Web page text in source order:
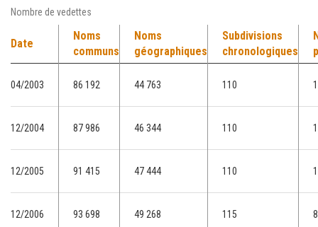
Nombre de vedettes
Date
Noms
communs
Noms
géographiques
Subdivisions
chronologiques
04/2003 86 192 44 763 110
12/2004 87 986 46 344 110
12/2005 91 415 47 444 110
12/2006 93 698 49 268 115